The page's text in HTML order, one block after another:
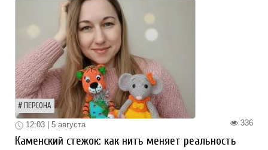
ПЕРСОНА
336
12:03 | 5 августа
Каменский стежок: как нить меняет реальность